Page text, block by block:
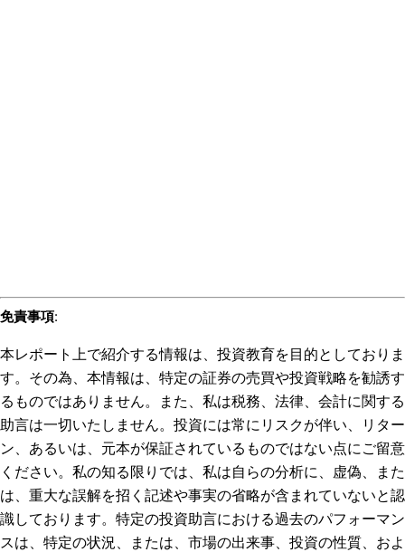
免責事項:
本レポート上で紹介する情報は、投資教育を目的としておりま
す。その為、本情報は、特定の証券の売買や投資戦略を勧誘す
るものではありません。また、私は税務、法律、会計に関する
助言は一切いたしません。投資には常にリスクが伴い、リター
ン、あるいは、元本が保証されているものではない点にご留意
ください。私の知る限りでは、私は自らの分析に、虚偽、また
は、重大な誤解を招く記述や事実の省略が含まれていないと認
識しております。特定の投資助言における過去のパフォーマン
スは、特定の状況、または、市場の出来事、投資の性質、およ